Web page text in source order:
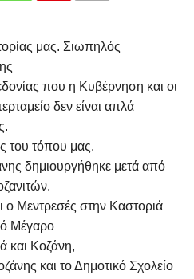
μας. Σιωπηλός
που η Κυβέρνηση και οι
δεν είναι απλά
του τόπου μας.
δημιουργήθηκε μετά από
ο Μεντρεσές στην Καστοριά
Μέγαρο
και Κοζάνη,
και το Δημοτικό Σχολείο